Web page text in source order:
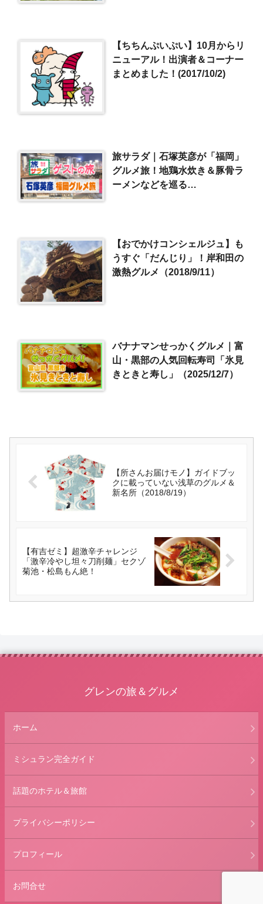
【ちちんぷいぷい】10月からリ
ニューアル！出演者＆コーナー
まとめました！(2017/10/2)
旅サラダ｜石塚英彦が「福岡」
グルメ旅！地鶏水炊き＆豚骨ラ
ーメンなどを巡る
【おでかけコンシェルジュ】も
うすぐ「だんじり」！岸和田の
激熱グルメ（2018/9/11）
バナナマンせっかくグルメ｜富
山・黒部の人気回転寿司「氷見
きときと寿し」（2025/12/7）
【所さんお届けモノ】ガイドブッ
クに載っていない浅草のグルメ＆
新名所（2018/8/19）
【有吉ゼミ】超激辛チャレンジ
「激辛冷やし坦々刀削麺」セクゾ
菊池・松島もん絶！
グレンの旅＆グルメ
ホーム
ミシュラン完全ガイド
話題のホテル＆旅館
プライバシーポリシー
プロフィール
お問合せ